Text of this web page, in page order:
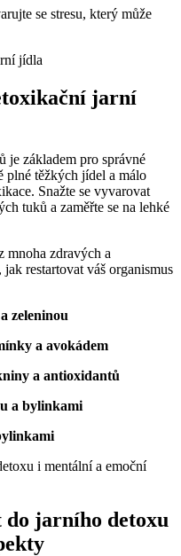
se stresu, který může
jarní
je základem pro správné
plné těžkých jídel a málo
Snažte se vyvarovat
tuků a zaměřte se na lehké
mnoha zdravých a
restartovat váš organismus
zeleninou
a avokádem
a antioxidantů
a bylinkami
jarního detoxu